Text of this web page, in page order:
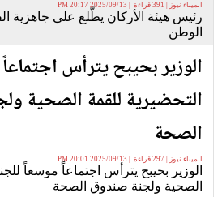
الميناء نيوز | 391 قراءة | 2025/09/13 20:17 PM
رئيس هيئة الأركان يطّلع على جاهزية
الوطن
الوزير بحيبح يترأس
التحضيرية للقمة الصحية
الصحة
الميناء نيوز | 297 قراءة | 2025/09/13 20:01 PM
الوزير بحيبح يترأس اجتماعاً موسعاً
الصحية ولجنة صندوق الصحة